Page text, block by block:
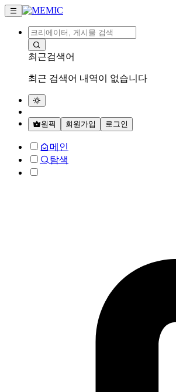
최근검색어
최근 검색어 내역이 없습니다
원픽 회원가입 로그인
메인
탐색